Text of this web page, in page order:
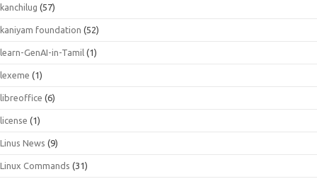
kanchilug (57)
kaniyam foundation (52)
learn-GenAI-in-Tamil (1)
lexeme (1)
libreoffice (6)
license (1)
Linus News (9)
Linux Commands (31)